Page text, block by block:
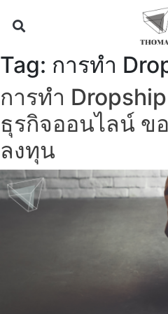
Tag: การทำ
การทำ
ธุรกิจออนไลน์ ข
ลงทุน